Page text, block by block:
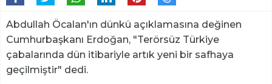
Abdullah Öcalan'ın dünkü açıklamasına değinen
Cumhurbaşkanı Erdoğan, "Terörsüz Türkiye
çabalarında dün itibariyle artık yeni bir safhaya
geçilmiştir" dedi.